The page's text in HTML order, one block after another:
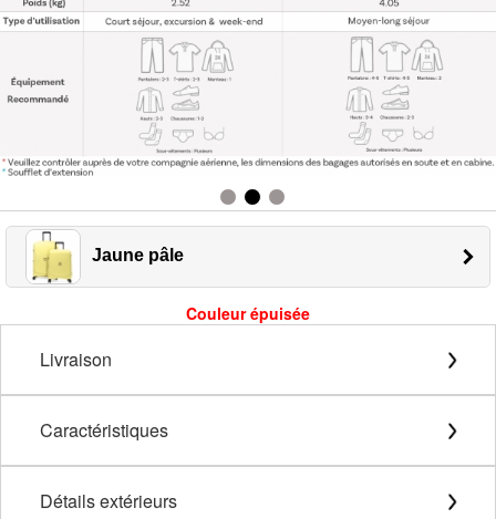
Jaune pâle
Couleur épuisée
Livraison
Caractéristiques
Détails extérieurs